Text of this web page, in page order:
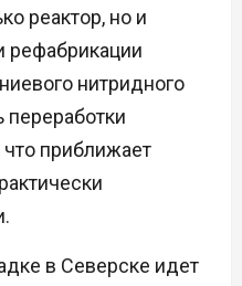
реактор, но и
рефабрикации
нитридного
переработки
что приближает
в Северске идет